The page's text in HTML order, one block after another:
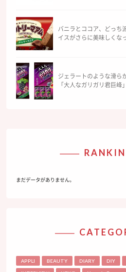
バニラとココア、どっち
イスがさらに美味しくな
ジェラートのような滑ら
「大人なガリガリ君巨峰
まだデータがありません。
APPLI BEAUTY DIARY DIY